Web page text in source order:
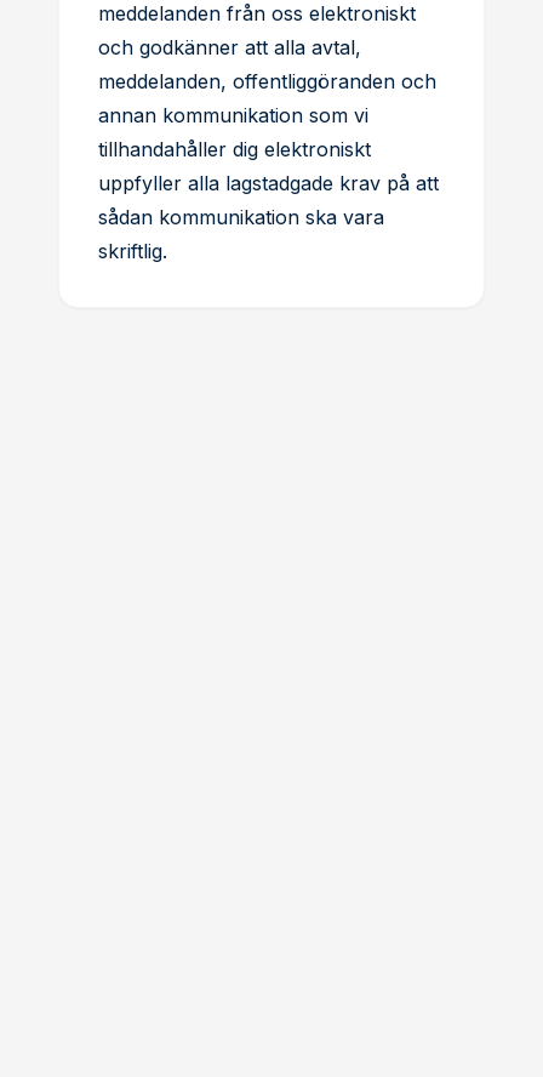
meddelanden från oss elektroniskt
och godkänner att alla avtal,
meddelanden, offentliggöranden och
annan kommunikation som vi
tillhandahåller dig elektroniskt
uppfyller alla lagstadgade krav på att
sådan kommunikation ska vara
skriftlig.